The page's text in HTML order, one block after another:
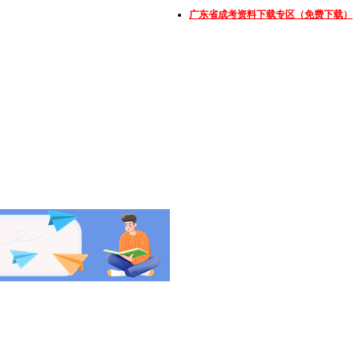
广东省成考资料下载专区（免费下载）